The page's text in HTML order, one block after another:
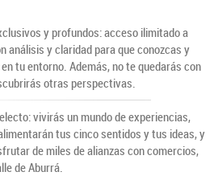
y profundos: acceso ilimitado a
análisis y claridad para que conozcas y
tu entorno. Además, no te quedarás con
otras perspectivas.
vivirás un mundo de experiencias,
tus cinco sentidos y tus ideas, y
de miles de alianzas con comercios,
de Aburrá.